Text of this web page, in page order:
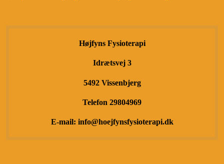
Højfyns Fysioterapi
Idrætsvej 3
5492 Vissenbjerg
Telefon 29804969
E-mail: info@hoejfynsfysioterapi.dk